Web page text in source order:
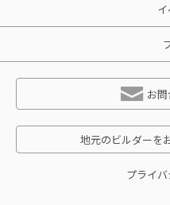
お問
地元のビルダーを
プライ